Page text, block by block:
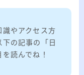
ネット関連
識やアクセス方
の記事の「日
読んでね！